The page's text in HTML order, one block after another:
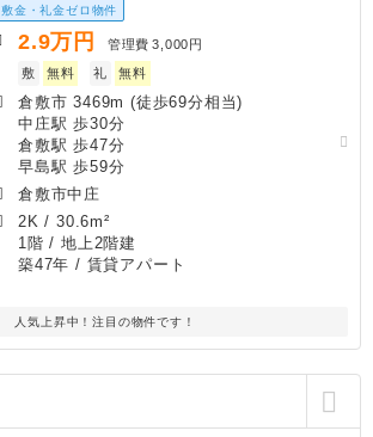
敷金・礼金ゼロ物件
2.9万円 管理費 3,000円
敷
無料 礼 無料
倉敷市 3469m (徒歩69分相当)
中庄駅 歩30分
倉敷駅 歩47分
早島駅 歩59分
倉敷市中庄
2K /30.6m²
1階 / 地上2階建
築47年 / 賃貸アパート
人気上昇中！注目の物件です！